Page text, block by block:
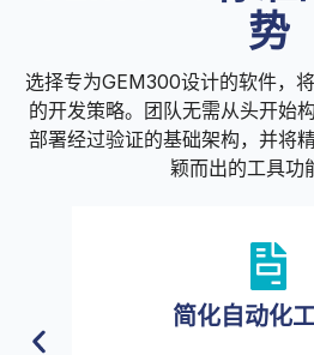
势
选择专为GEM300设计的软件，
的开发策略。团队无需从头开始
部署经过验证的基础架构，并将
颖而出的工具功
简化自动化